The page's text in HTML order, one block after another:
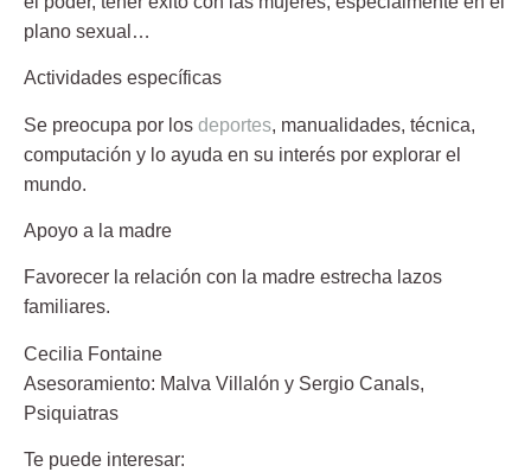
plano sexual…
Actividades específicas
Se preocupa por los deportes, manualidades, técnica,
computación y lo ayuda en su interés por explorar el
mundo.
Apoyo a la madre
Favorecer la relación con la madre estrecha lazos
familiares.
Cecilia Fontaine
Asesoramiento: Malva Villalón y Sergio Canals,
Psiquiatras
Te puede interesar: